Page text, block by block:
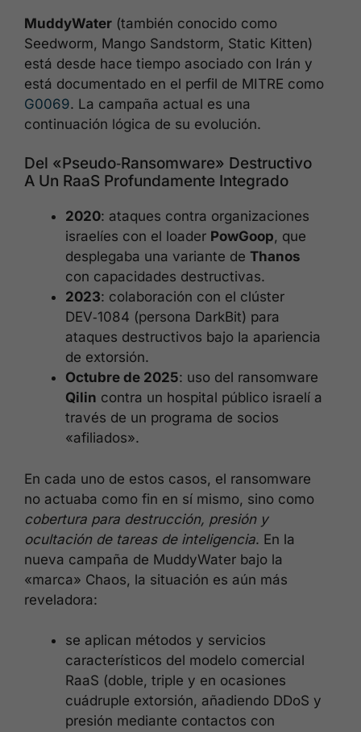
MuddyWater (también conocido como
Seedworm, Mango Sandstorm, Static Kitten)
está desde hace tiempo asociado con Irán y
está documentado en el perfil de MITRE como
G0069. La campaña actual es una
continuación lógica de su evolución.
Del «pseudo‑ransomware» Destructivo
A Un RaaS Profundamente Integrado
2020: ataques contra organizaciones
israelíes con el loader PowGoop, que
desplegaba una variante de Thanos
con capacidades destructivas.
2023: colaboración con el clúster
DEV‑1084 (persona DarkBit) para
ataques destructivos bajo la apariencia
de extorsión.
Octubre de 2025: uso del ransomware
Qilin contra un hospital público israelí a
través de un programa de socios
«afiliados».
En cada uno de estos casos, el ransomware
no actuaba como fin en sí mismo, sino como
cobertura para destrucción, presión y
ocultación de tareas de inteligencia. En la
nueva campaña de MuddyWater bajo la
«marca» Chaos, la situación es aún más
reveladora:
se aplican métodos y servicios
característicos del modelo comercial
RaaS (doble, triple y en ocasiones
cuádruple extorsión, añadiendo DDoS y
presión mediante contactos con